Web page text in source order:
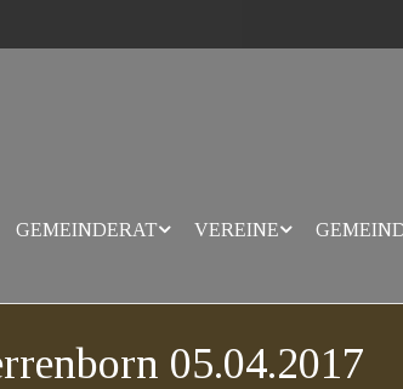
GEMEINDERAT VEREINE
05.04.2017